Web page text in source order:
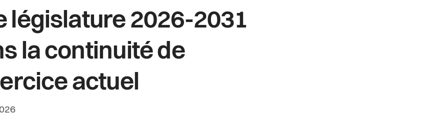
législature 2026-2031
la continuité de
actuel